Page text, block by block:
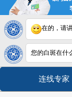
版权所
注：本网站信
据，服用药物
用文章
在的，请
您的白斑在什
连线专家